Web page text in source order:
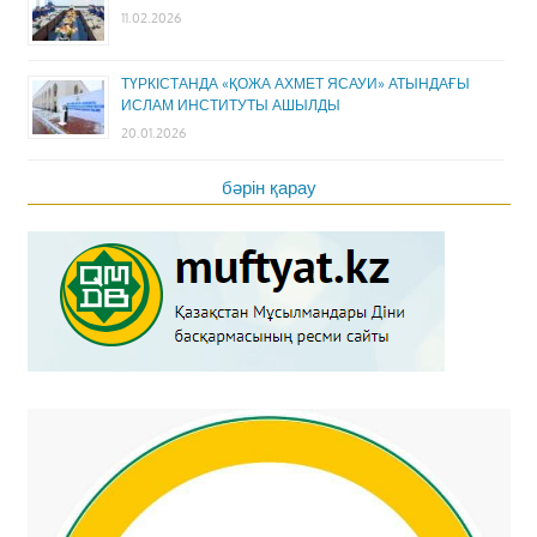
11.02.2026
ТҮРКІСТАНДА «ҚОЖА АХМЕТ ЯСАУИ» АТЫНДАҒЫ
ИСЛАМ ИНСТИТУТЫ АШЫЛДЫ
20.01.2026
бәрін қарау